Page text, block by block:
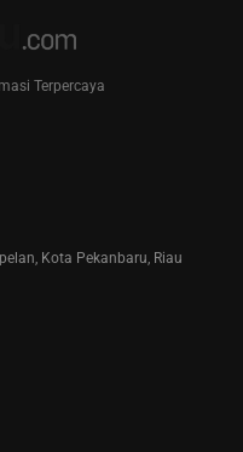
Terpercaya
Kota Pekanbaru, Riau